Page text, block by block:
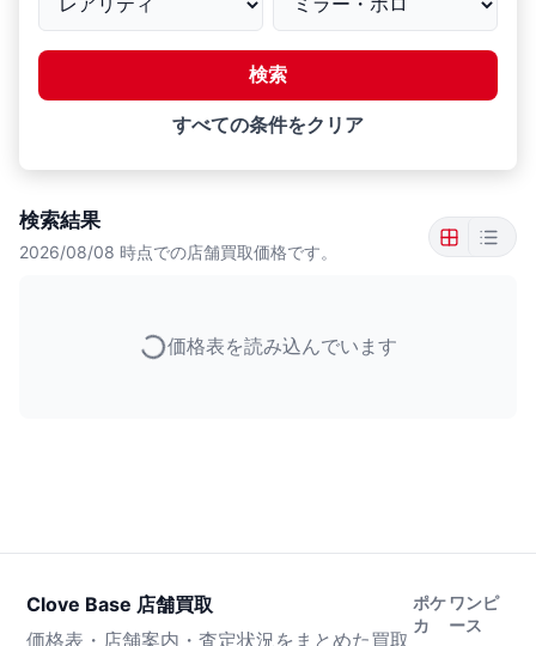
検索
すべての条件をクリア
検索結果
2026/08/08 時点での店舗買取価格です。
価格表を読み込んでいます
Clove Base 店舗買取
価格表・店舗案内・査定状況をまとめた買取
ポケ
カ
ワンピ
ース